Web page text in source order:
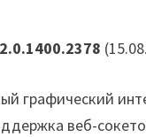
графический
веб-